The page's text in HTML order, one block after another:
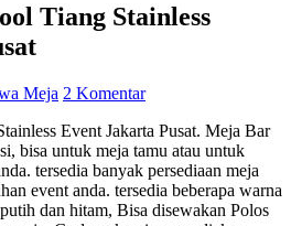
Tiang Stainless
Meja 2 Komentar
Event Jakarta Pusat. Meja Bar
bisa untuk meja tamu atau untuk
tersedia banyak persediaan meja
event anda. tersedia beberapa warna
dan hitam, Bisa disewakan Polos